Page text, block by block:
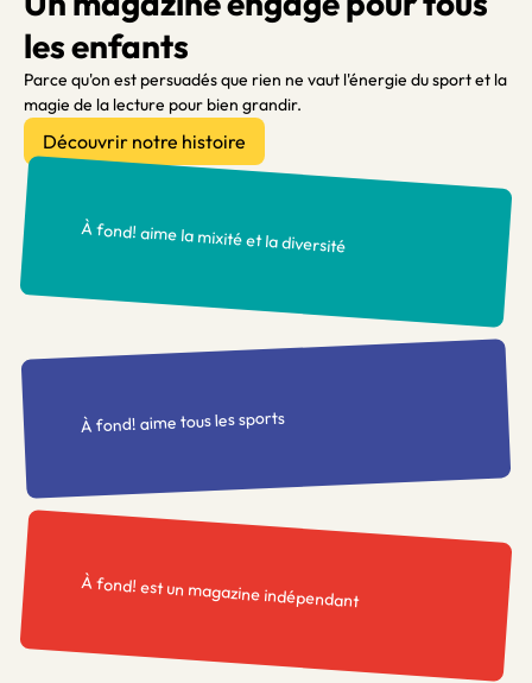
les enfants
Parce qu'on est persuadés que rien ne vaut l'énergie du sport et la
magie de la lecture pour bien grandir.
Découvrir notre histoire
À fond! aime la mixité et la diversité
À fond! aime tous les sports
À fond! est un magazine indépendant